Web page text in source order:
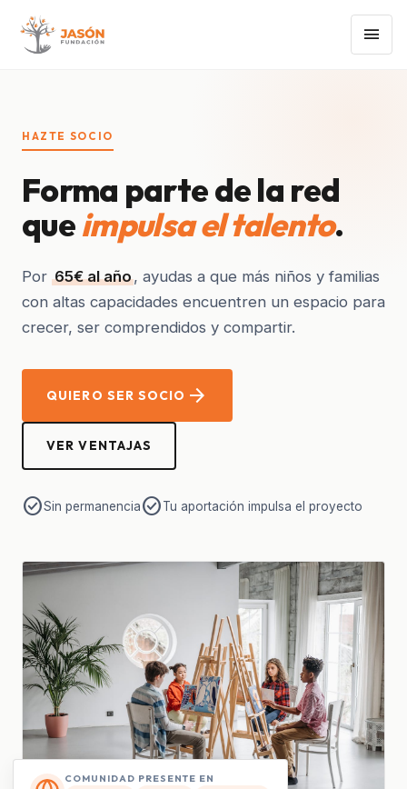
menu
HAZTE SOCIO
Forma parte de la red
queimpulsa el talento.
Por 65€ al año, ayudas a que más niños y familias
con altas capacidades encuentren un espacio para
crecer, ser comprendidos y compartir.
QUIERO SER SOCIO arrow_forward
VER VENTAJAS
check_circleSin permanenciacheck_circleTu aportación impulsa el proyecto
COMUNIDAD PRESENTE EN